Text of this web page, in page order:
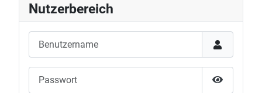
Nutzerbereich